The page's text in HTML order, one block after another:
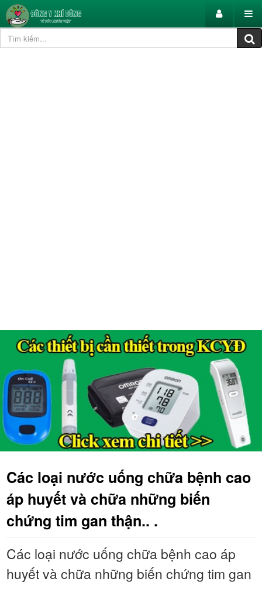
Các loại nước uống chữa bệnh cao
áp huyết và chữa những biến
chứng tim gan thận.. .
Các loại nước uống chữa bệnh cao áp
huyết và chữa những biến chứng tim gan